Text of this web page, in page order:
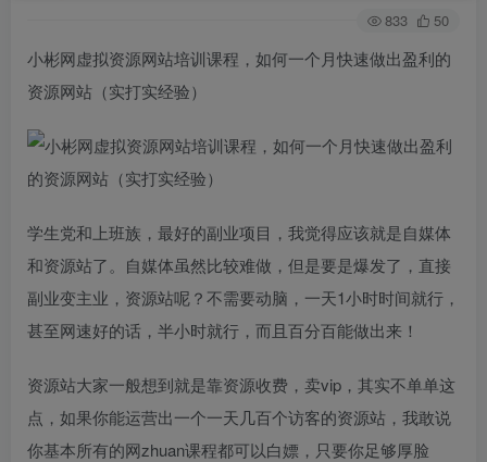
833 50
小彬网虚拟资源网站培训课程，如何一个月快速做出盈利的
资源网站（实打实经验）
学生党和上班族，最好的副业项目，我觉得应该就是自媒体
和资源站了。自媒体虽然比较难做，但是要是爆发了，直接
副业变主业，资源站呢？不需要动脑，一天1小时时间就行，
甚至网速好的话，半小时就行，而且百分百能做出来！
资源站大家一般想到就是靠资源收费，卖vip，其实不单单这
点，如果你能运营出一个一天几百个访客的资源站，我敢说
你基本所有的网zhuan课程都可以白嫖，只要你足够厚脸